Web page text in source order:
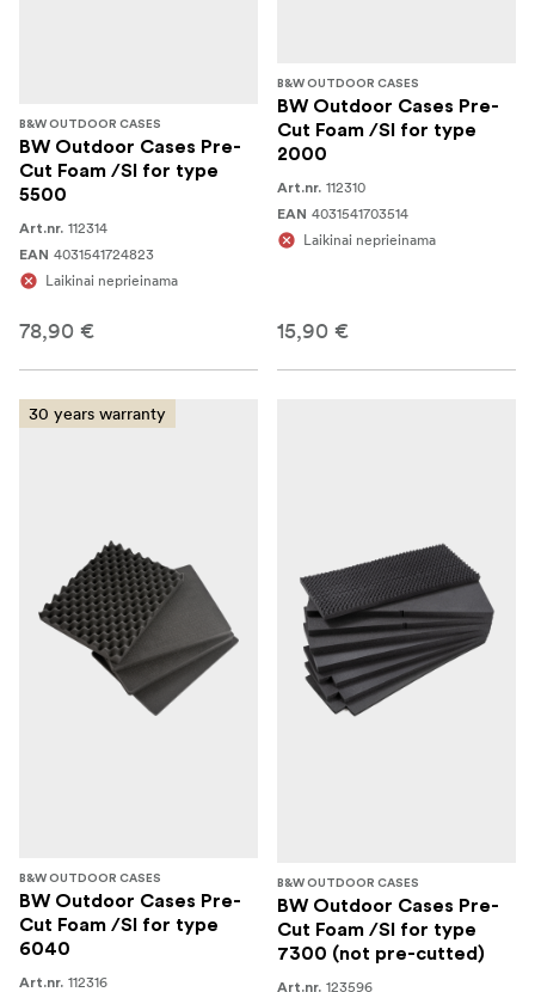
B&W OUTDOOR CASES
BW Outdoor Cases Pre-
Cut Foam /SI for type
5500
Art.nr. 112314
EAN 4031541724823
Laikinai neprieinama
78,90 €
B&W OUTDOOR CASES
BW Outdoor Cases Pre-
Cut Foam /SI for type
2000
Art.nr. 112310
EAN 4031541703514
Laikinai neprieinama
15,90 €
30 years warranty
B&W OUTDOOR CASES
BW Outdoor Cases Pre-
Cut Foam /SI for type
6040
Art.nr. 112316
B&W OUTDOOR CASES
BW Outdoor Cases Pre-
Cut Foam /SI for type
7300 (not pre-cutted)
Art.nr. 123596